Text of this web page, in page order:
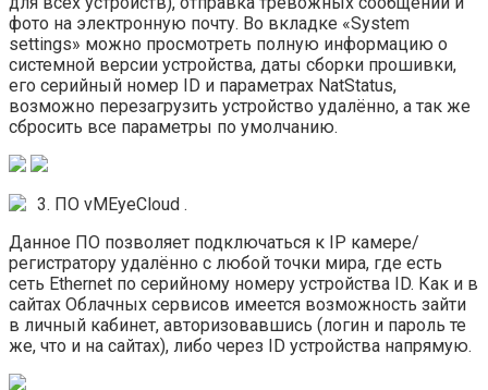
фото на электронную почту. Во вкладке «System
settings» можно просмотреть полную информацию о
системной версии устройства, даты сборки прошивки,
его серийный номер ID и параметрах NatStatus,
возможно перезагрузить устройство удалённо, а так же
сбросить все параметры по умолчанию.
3. ПО vMEyeCloud .
Данное ПО позволяет подключаться к IP камере/
регистратору удалённо с любой точки мира, где есть
сеть Ethernet по серийному номеру устройства ID. Как и в
сайтах Облачных сервисов имеется возможность зайти
в личный кабинет, авторизовавшись (логин и пароль те
же, что и на сайтах), либо через ID устройства напрямую.